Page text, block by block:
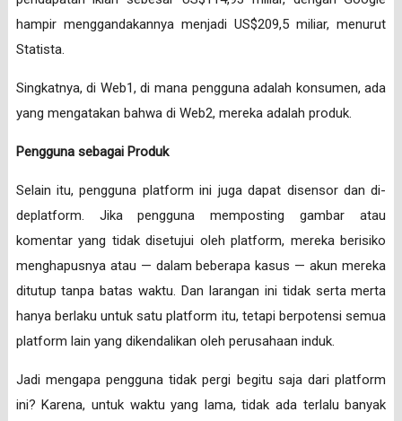
hampir menggandakannya menjadi US$209,5 miliar, menurut
Statista.
Singkatnya, di Web1, di mana pengguna adalah konsumen, ada
yang mengatakan bahwa di Web2, mereka adalah produk.
Pengguna sebagai Produk
Selain itu, pengguna platform ini juga dapat disensor dan di-
deplatform. Jika pengguna memposting gambar atau
komentar yang tidak disetujui oleh platform, mereka berisiko
menghapusnya atau — dalam beberapa kasus — akun mereka
ditutup tanpa batas waktu. Dan larangan ini tidak serta merta
hanya berlaku untuk satu platform itu, tetapi berpotensi semua
platform lain yang dikendalikan oleh perusahaan induk.
Jadi mengapa pengguna tidak pergi begitu saja dari platform
ini? Karena, untuk waktu yang lama, tidak ada terlalu banyak